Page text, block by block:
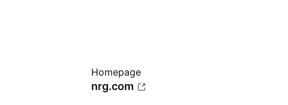
Homepage
nrg.com